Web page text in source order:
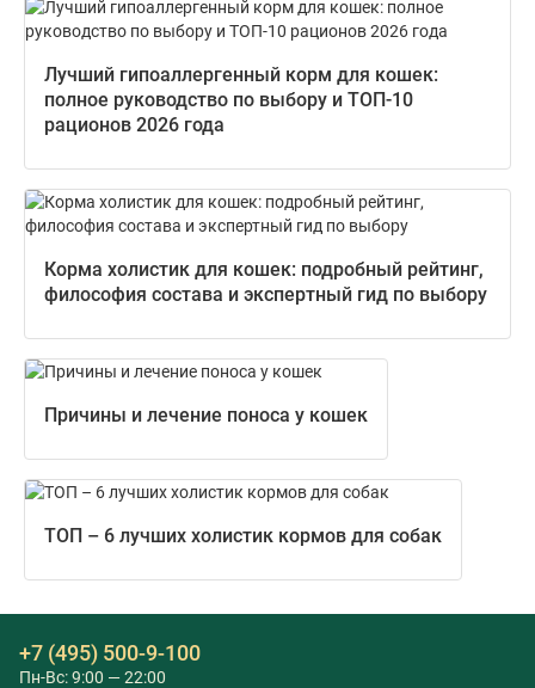
Лучший гипоаллергенный корм для кошек:
полное руководство по выбору и ТОП-10
рационов 2026 года
Корма холистик для кошек: подробный рейтинг,
философия состава и экспертный гид по выбору
Причины и лечение поноса у кошек
ТОП – 6 лучших холистик кормов для собак
+7 (495) 500-9-100
Пн-Вс: 9:00 — 22:00